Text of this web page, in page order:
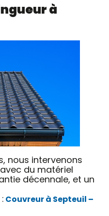
à
nous intervenons
du matériel
décennale, et un
Couvreur à Septeuil –